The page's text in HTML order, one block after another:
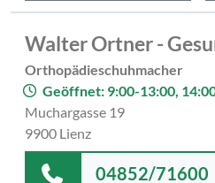
Walter Ortner -
Orthopädieschuhmacher
Geöffnet: 9:00-13:00,
Muchargasse 19
9900 Lienz
04852/71600